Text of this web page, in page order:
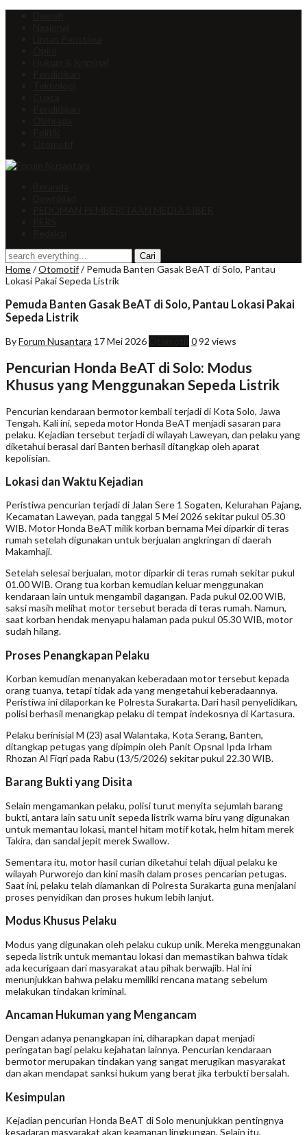
Home/Otomotif/Pemuda Banten Gasak BeAT di Solo, Pantau
Lokasi Pakai Sepeda Listrik
Pemuda Banten Gasak BeAT di Solo, Pantau Lokasi Pakai
Sepeda Listrik
ByForum Nusantara 17 Mei 2026 092 views
Pencurian Honda BeAT di Solo: Modus
Khusus yang Menggunakan Sepeda Listrik
Pencurian kendaraan bermotor kembali terjadi di Kota Solo, Jawa
Tengah. Kali ini, sepeda motor Honda BeAT menjadi sasaran para
pelaku. Kejadian tersebut terjadi di wilayah Laweyan, dan pelaku yang
diketahui berasal dari Banten berhasil ditangkap oleh aparat
kepolisian.
Lokasi dan Waktu Kejadian
Peristiwa pencurian terjadi di Jalan Sere 1 Sogaten, Kelurahan Pajang,
Kecamatan Laweyan, pada tanggal 5 Mei 2026 sekitar pukul 05.30
WIB. Motor Honda BeAT milik korban bernama Mei diparkir di teras
rumah setelah digunakan untuk berjualan angkringan di daerah
Makamhaji.
Setelah selesai berjualan, motor diparkir di teras rumah sekitar pukul
01.00 WIB. Orang tua korban kemudian keluar menggunakan
kendaraan lain untuk mengambil dagangan. Pada pukul 02.00 WIB,
saksi masih melihat motor tersebut berada di teras rumah. Namun,
saat korban hendak menyapu halaman pada pukul 05.30 WIB, motor
sudah hilang.
Proses Penangkapan Pelaku
Korban kemudian menanyakan keberadaan motor tersebut kepada
orang tuanya, tetapi tidak ada yang mengetahui keberadaannya.
Peristiwa ini dilaporkan ke Polresta Surakarta. Dari hasil penyelidikan,
polisi berhasil menangkap pelaku di tempat indekosnya di Kartasura.
Pelaku berinisial M (23) asal Walantaka, Kota Serang, Banten,
ditangkap petugas yang dipimpin oleh Panit Opsnal Ipda Irham
Rhozan Al Fiqri pada Rabu (13/5/2026) sekitar pukul 22.30 WIB.
Barang Bukti yang Disita
Selain mengamankan pelaku, polisi turut menyita sejumlah barang
bukti, antara lain satu unit sepeda listrik warna biru yang digunakan
untuk memantau lokasi, mantel hitam motif kotak, helm hitam merek
Takira, dan sandal jepit merek Swallow.
Sementara itu, motor hasil curian diketahui telah dijual pelaku ke
wilayah Purworejo dan kini masih dalam proses pencarian petugas.
Saat ini, pelaku telah diamankan di Polresta Surakarta guna menjalani
proses penyidikan dan proses hukum lebih lanjut.
Modus Khusus Pelaku
Modus yang digunakan oleh pelaku cukup unik. Mereka menggunakan
sepeda listrik untuk memantau lokasi dan memastikan bahwa tidak
ada kecurigaan dari masyarakat atau pihak berwajib. Hal ini
menunjukkan bahwa pelaku memiliki rencana matang sebelum
melakukan tindakan kriminal.
Ancaman Hukuman yang Mengancam
Dengan adanya penangkapan ini, diharapkan dapat menjadi
peringatan bagi pelaku kejahatan lainnya. Pencurian kendaraan
bermotor merupakan tindakan yang sangat merugikan masyarakat
dan akan mendapat sanksi hukum yang berat jika terbukti bersalah.
Kesimpulan
Kejadian pencurian Honda BeAT di Solo menunjukkan pentingnya
kesadaran masyarakat akan keamanan lingkungan. Selain itu,